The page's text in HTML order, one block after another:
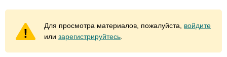
Для просмотра материалов, пожалуйста, войдите
или зарегистрируйтесь.